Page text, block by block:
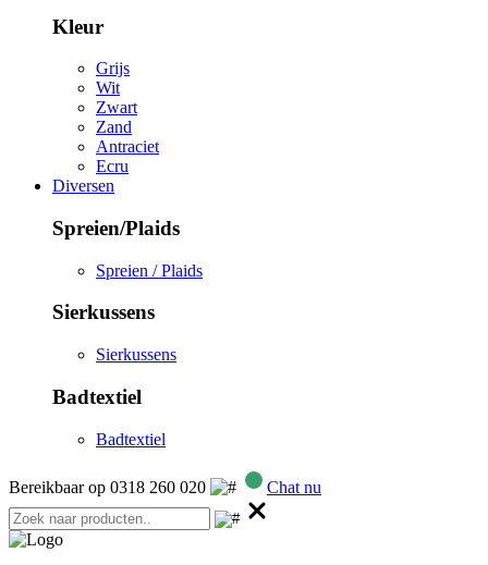
Kleur
Grijs
Wit
Zwart
Zand
Antraciet
Ecru
Diversen
Spreien/Plaids
Spreien / Plaids
Sierkussens
Sierkussens
Badtextiel
Badtextiel
Bereikbaar op 0318 260 020 Chat nu